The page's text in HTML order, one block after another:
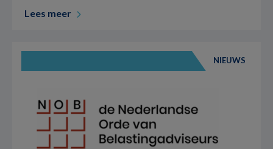
Lees meer
NIEUWS